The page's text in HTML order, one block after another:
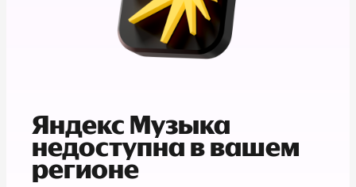
Яндекс Музыка
недоступна в вашем
регионе